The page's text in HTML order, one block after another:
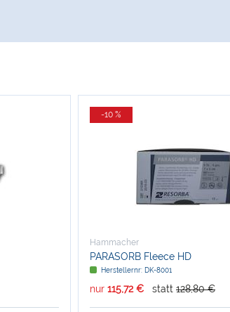
-10 %
Hammacher
PARASORB Fleece HD
Herstellernr: DK-8001
nur 115,72 € statt 128,80 €